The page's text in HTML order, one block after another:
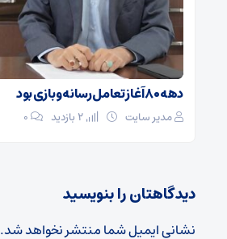
دهه ۸۰ آغاز تعامل رسانه و بازی بود
مدیر سایت ۰
دیدگاهتان را بنویسید
نشانی ایمیل شما منتشر نخواهد شد.